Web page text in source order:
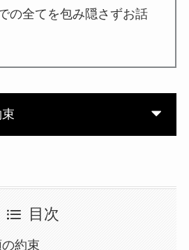
の全てを包み隠さずお話
目次
約束